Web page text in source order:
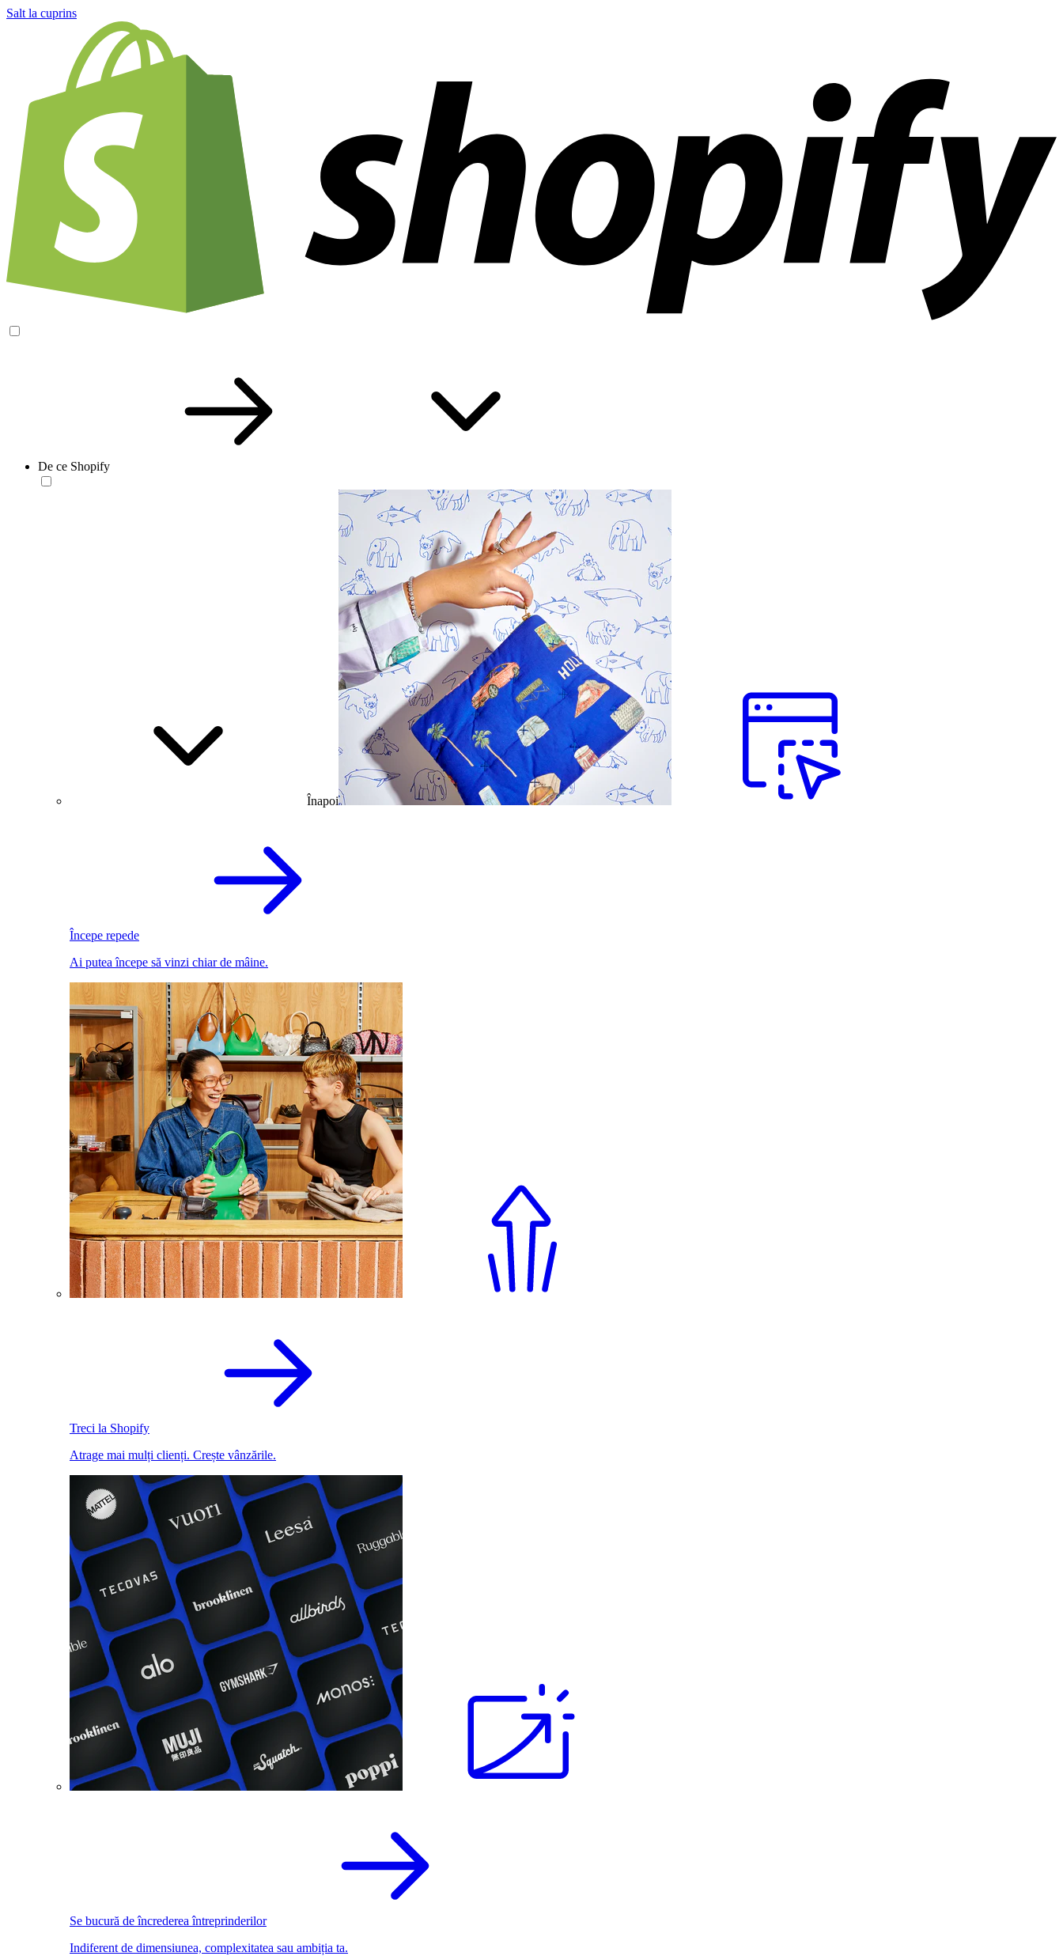
Salt la cuprins
De ce Shopify
Înapoi
Începe repede
Ai putea începe să vinzi chiar de mâine.
Treci la Shopify
Atrage mai mulți clienți. Crește vânzările.
Se bucură de încrederea întreprinderilor
Indiferent de dimensiunea, complexitatea sau ambiția ta.